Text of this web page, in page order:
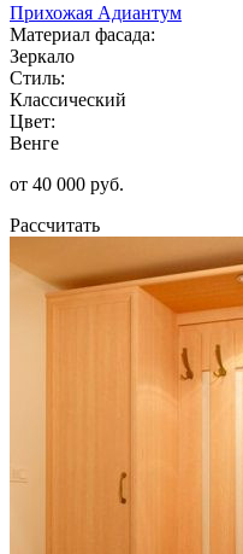
Прихожая Адиантум
Материал фасада:
Зеркало
Стиль:
Классический
Цвет:
Венге
от 40 000 руб.
Рассчитать